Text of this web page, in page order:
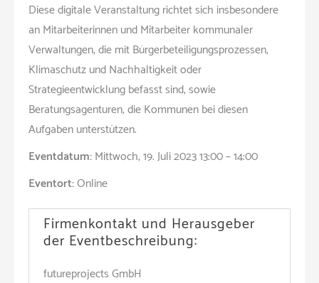
Diese digitale Veranstaltung richtet sich insbesondere
an Mitarbeiterinnen und Mitarbeiter kommunaler
Verwaltungen, die mit Bürgerbeteiligungsprozessen,
Klimaschutz und Nachhaltigkeit oder
Strategieentwicklung befasst sind, sowie
Beratungsagenturen, die Kommunen bei diesen
Aufgaben unterstützen.
Eventdatum:Mittwoch, 19. Juli 2023 13:00 – 14:00
Eventort:Online
Firmenkontakt und Herausgeber
der Eventbeschreibung:
futureprojects GmbH